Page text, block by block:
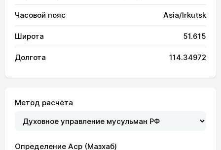
Часовой пояс Asia/Irkutsk
Широта 51.615
Долгота 114.34972
Метод расчёта
Определение Аср (Мазхаб)